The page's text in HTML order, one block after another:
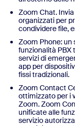
Zoom Chat.
organizzati per
condividere file,
Zoom Phone:
funzionalità PBX
servizi di
app per
fissi tradizionali.
Zoom Contact
ottimizzato per i
Zoom. Zoom
unificate alle
servizio